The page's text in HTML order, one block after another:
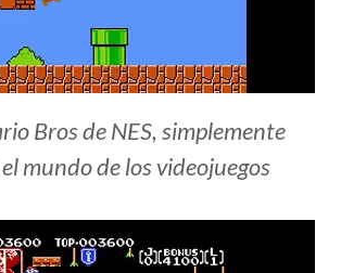
Bros de NES, simplemente
mundo de los videojuegos